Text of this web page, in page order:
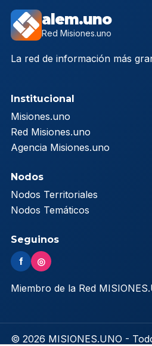
alem.uno
Red Misiones.uno
La red de información más
Institucional
Misiones.uno
Red Misiones.uno
Agencia Misiones.uno
Nodos
Nodos Territoriales
Nodos Temáticos
Seguinos
f ◎
Miembro de la Red
© 2026 MISIONES.UNO -